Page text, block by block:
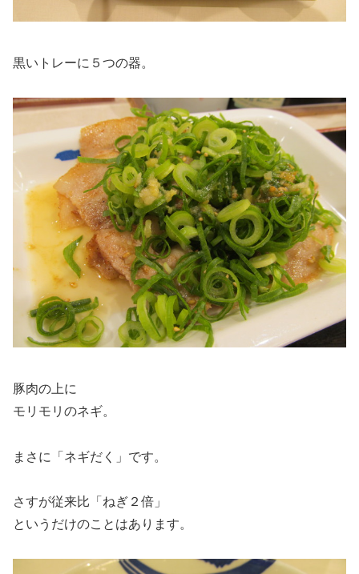
黒いトレーに５つの器。
豚肉の上に
モリモリのネギ。
まさに「ネギだく」です。
さすが従来比「ねぎ２倍」
というだけのことはあります。